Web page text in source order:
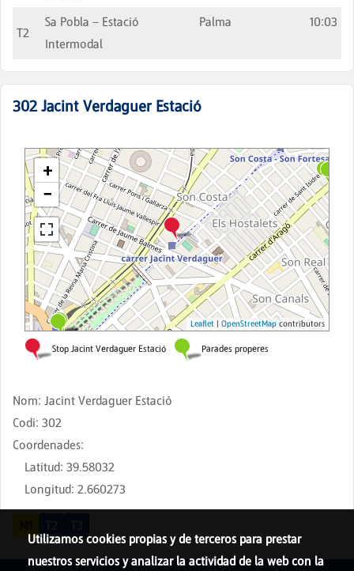
T2
Sa Pobla – Estació
Intermodal
Palma 10:03
302 Jacint Verdaguer Estació
Nom: Jacint Verdaguer Estació
Codi: 302
Coordenades:
Latitud: 39.58032
Longitud: 2.660273
Utilizamos cookies propias y de terceros para prestar
nuestros servicios y analizar la actividad de la web con la